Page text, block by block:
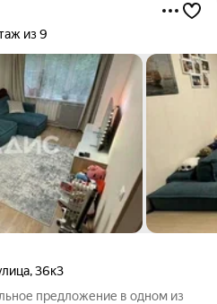
из 9
,36к3
предложение в одном из